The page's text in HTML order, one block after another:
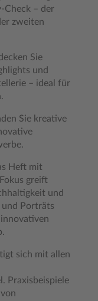
Check – der
zweiten
Sie
und
– ideal für
Sie kreative
Heft mit
greift
und
und Porträts
sich mit allen
Praxisbeispiele